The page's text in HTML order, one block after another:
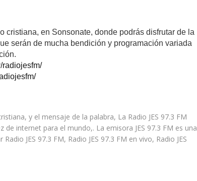
cristiana, en Sonsonate, donde podrás disfrutar de la
serán de mucha bendición y programación variada
radiojesfm/
y el mensaje de la palabra, La Radio JES 97.3 FM
internet para el mundo,. La emisora JES 97.3 FM es una
JES 97.3 FM, Radio JES 97.3 FM en vivo, Radio JES